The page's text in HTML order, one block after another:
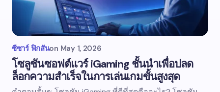
ซีซาร์ ฟิกสันon May 1, 2026
โซลูชันซอฟต์แวร์ iGaming ชั้นนำเพื่อปลด
ล็อกความสำเร็จในการเล่นเกมขั้นสูงสุด